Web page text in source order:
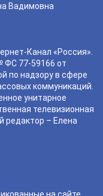
Вадимовна
Канал «Россия».
ФС 77-59166 от
по надзору в сфере
коммуникаций.
унитарное
телевизионная
редактор – Елена
на сайте,